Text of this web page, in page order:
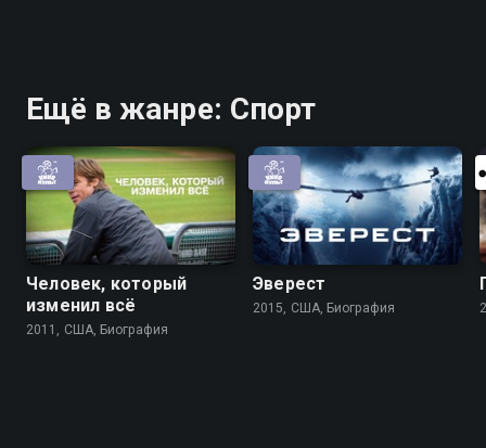
Ещё в жанре: Спорт
Человек, который
изменил всё
2011, США, Биография
Эверест
2015, США, Биография